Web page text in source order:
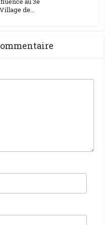
de...